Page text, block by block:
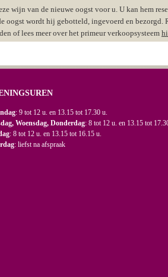
wijn van de nieuwe oogst voor u. U kan hem
oogst wordt hij gebotteld, ingevoerd en bezorgd.
of lees meer over het primeur verkoopsysteem
: 9 tot 12 u. en 13.15 tot 17.30 u.
Woensdag, Donderdag: 8 tot 12 u. en 13.15 tot
: 8 tot 12 u. en 13.15 tot 16.15 u.
: liefst na afspraak